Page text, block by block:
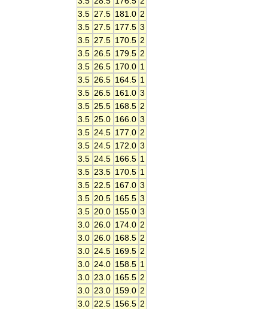
3.5 27.5 181.0 2
3.5 27.5 177.5 3
3.5 27.5 170.5 2
3.5 26.5 179.5 2
3.5 26.5 170.0 1
3.5 26.5 164.5 1
3.5 26.5 161.0 3
3.5 25.5 168.5 2
3.5 25.0 166.0 3
3.5 24.5 177.0 2
3.5 24.5 172.0 3
3.5 24.5 166.5 1
3.5 23.5 170.5 1
3.5 22.5 167.0 3
3.5 20.5 165.5 3
3.5 20.0 155.0 3
3.0 26.0 174.0 2
3.0 26.0 168.5 2
3.0 24.5 169.5 2
3.0 24.0 158.5 1
3.0 23.0 165.5 2
3.0 23.0 159.0 2
3.0 22.5 156.5 2